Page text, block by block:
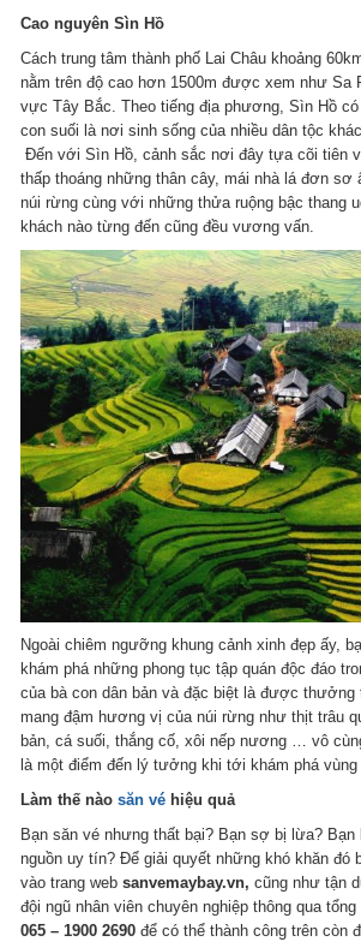
Cao nguyên Sìn Hồ
Cách trung tâm thành phố Lai Châu khoảng
nằm trên độ cao hơn 1500m được xem như Sa
vực Tây Bắc. Theo tiếng địa phương, Sìn Hồ
con suối là nơi sinh sống của nhiều dân tộc
Đến với Sìn Hồ, cảnh sắc nơi đây tựa cõi tiên
thấp thoáng những thân cây, mái nhà lá đơn sơ
núi rừng cùng với những thửa ruộng bậc thang
khách nào từng đến cũng đều vương vấn.
Ngoài chiêm ngưỡng khung cảnh xinh đẹp ấy,
khám phá những phong tục tập quán độc đáo
của bà con dân bản và đặc biệt là được
mang đậm hương vị của núi rừng như thịt trâu
bản, cá suối, thắng cố, xôi nếp nương … vô
là một điểm đến lý tưởng khi tới khám phá
Làm thế nàosăn vé hiệu quả
Bạn săn vé nhưng thất bại? Bạn sợ bị lừa? Bạn
nguồn uy tín? Để giải quyết những khó khăn đó
vào trang websanvemaybay.vn, cũng như tận
đội ngũ nhân viên chuyên nghiệp thông qua
065 – 1900 2690 để có thể thành công trên còn